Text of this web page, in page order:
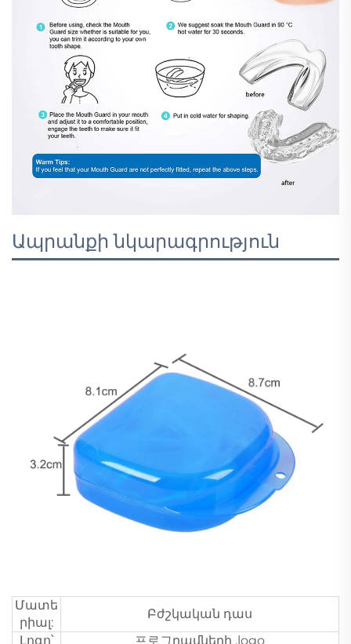
Ապրանքի նկարագրություն
Մատե
րիալ:
Բժշկական դաս
Լոգո՝
프로그րամների .logo